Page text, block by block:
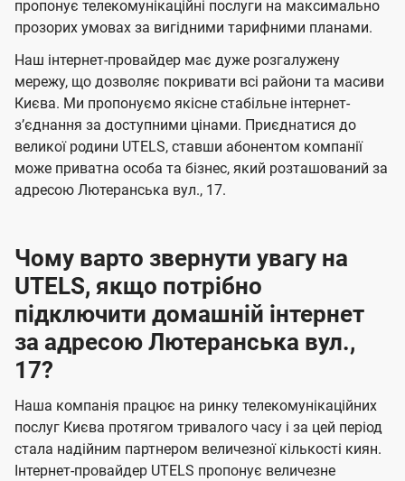
ї
U
t
e
l
s
а
ч
е
н
н
я
а
ч
е
н
н
я
пропонує телекомунікаційні послуги на максимально
прозорих умовах за вигідними тарифними планами.
Наш інтернет-провайдер має дуже розгалужену
мережу, що дозволяє покривати всі райони та масиви
Києва. Ми пропонуємо якісне стабільне інтернет-
зʼєднання за доступними цінами. Приєднатися до
великої родини UTELS, ставши абонентом компанії
може приватна особа та бізнес, який розташований за
адресою Лютеранська вул., 17.
Чому варто звернути увагу на
UTELS, якщо потрібно
підключити домашній інтернет
за адресою Лютеранська вул.,
17?
Наша компанія працює на ринку телекомунікаційних
послуг Києва протягом тривалого часу і за цей період
стала надійним партнером величезної кількості киян.
Інтернет-провайдер UTELS пропонує величезне